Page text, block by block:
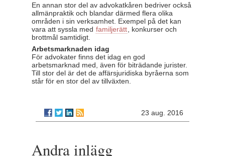
En annan stor del av advokatkåren bedriver också
allmänpraktik och blandar därmed flera olika
områden i sin verksamhet. Exempel på det kan
vara att syssla med familjerätt , konkurser och
brottmål samtidigt.
Arbetsmarknaden idag
För advokater finns det idag en god
arbetsmarknad med, även för biträdande jurister.
Till stor del är det de affärsjuridiska byråerna som
står för en stor del av tillväxten.
23 aug. 2016
Andra inlägg